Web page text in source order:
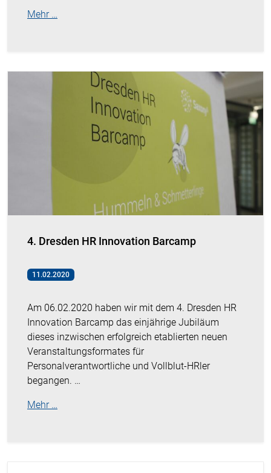
Mehr …
4. Dresden HR Innovation Barcamp
11.02.2020
Am 06.02.2020 haben wir mit dem 4. Dresden HR
Innovation Barcamp das einjährige Jubiläum
dieses inzwischen erfolgreich etablierten neuen
Veranstaltungsformates für
Personalverantwortliche und Vollblut-HRler
begangen. …
Mehr …